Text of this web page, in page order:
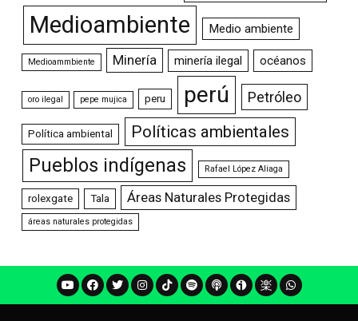
Medioambiente Medio ambiente
Medioammbiente Minería minería ilegal océanos
oro ilegal pepe mujica peru perú Petróleo
Política ambiental Políticas ambientales
Pueblos indígenas Rafael López Aliaga
rolexgate Tala Áreas Naturales Protegidas
áreas naturales protegidas